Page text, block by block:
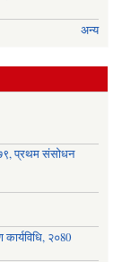
अन्य
प्रथम संसोधन
कार्यविधि, २०80